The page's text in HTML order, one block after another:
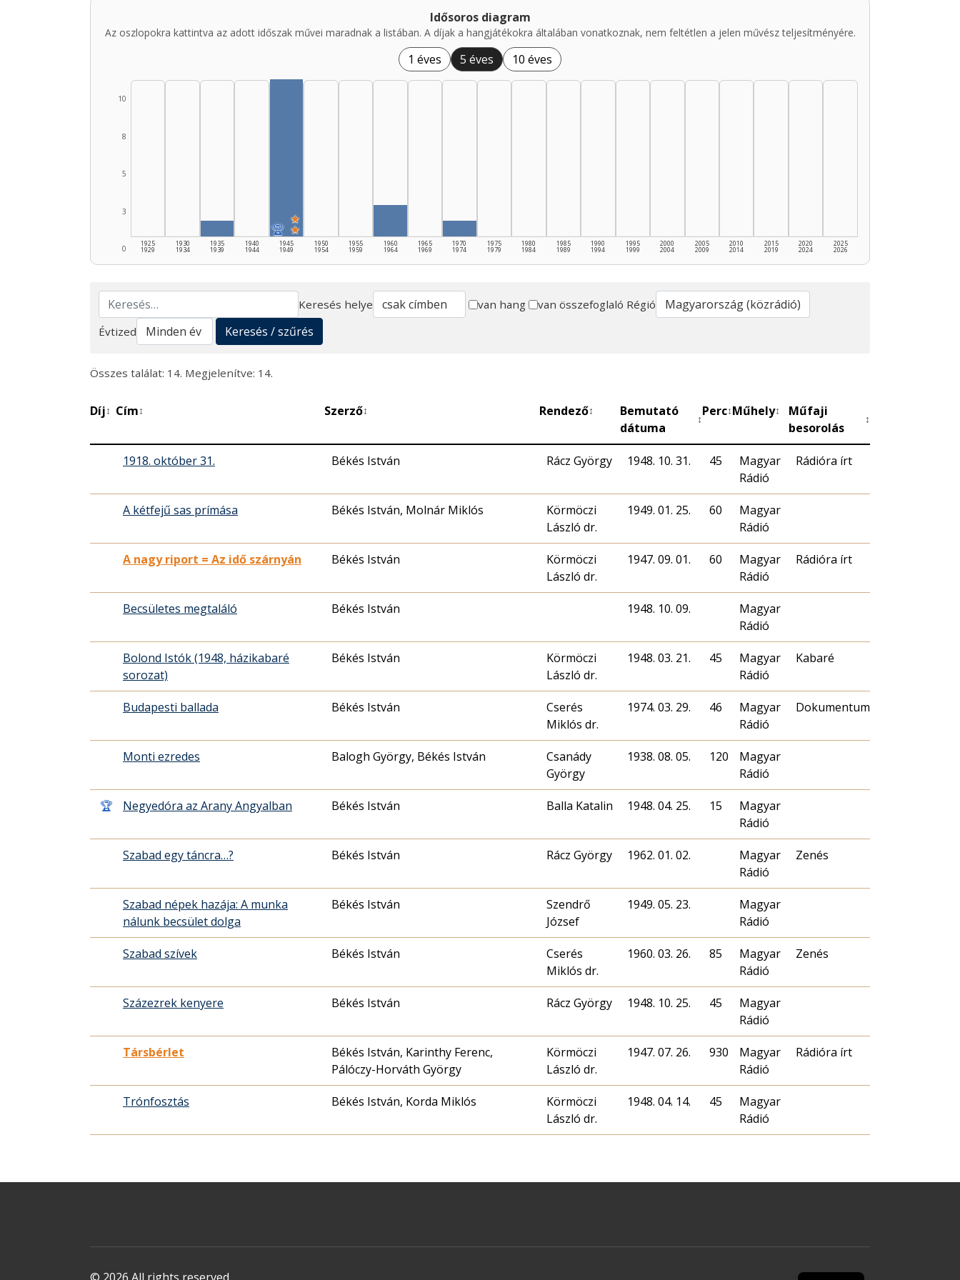
Idősoros diagram
Az oszlopokra kattintva az adott időszak művei maradnak a listában. A díjak a hangjátékokra általában vonatkoznak, nem feltétlen a jelen művész teljesítményére.
1 éves 5 éves 10 éves
0
3
5
8
10
1925
1929
1930
1934
1935
1939
1940
1944
🏆 ★
★
1945
1949
1950
1954
1955
1959
1960
1964
1965
1969
1970
1974
1975
1979
1980
1984
1985
1989
1990
1994
1995
1999
2000
2004
2005
2009
2010
2014
2015
2019
2020
2024
2025
2026
Keresés
Keresés helye van hang van összefoglaló Régió
Évtized
Keresés / szűrés
Összes találat: 14. Megjelenítve: 14.
Díj↕ Cím↕ Szerző↕ Rendező↕
Bemutató
dátuma
↕
Perc↕Műhely↕
Műfaji
besorolás
↕
1918. október 31. Békés István Rácz György 1948. 10. 31. 45
Magyar
Rádió
Rádióra írt
A kétfejű sas prímása Békés István, Molnár Miklós
Körmöczi
László dr.
1949. 01. 25. 60
Magyar
Rádió
A nagy riport = Az idő szárnyán Békés István
Körmöczi
László dr.
1947. 09. 01. 60
Magyar
Rádió
Rádióra írt
Becsületes megtaláló Békés István 1948. 10. 09.
Magyar
Rádió
Bolond Istók (1948, házikabaré
sorozat)
Békés István
Körmöczi
László dr.
1948. 03. 21. 45
Magyar
Rádió
Kabaré
Budapesti ballada Békés István
Cserés
Miklós dr.
1974. 03. 29. 46
Magyar
Rádió
Dokumentum
Monti ezredes Balogh György, Békés István
Csanády
György
1938. 08. 05. 120
Magyar
Rádió
🏆 Negyedóra az Arany Angyalban Békés István Balla Katalin 1948. 04. 25. 15
Magyar
Rádió
Szabad egy táncra…? Békés István Rácz György 1962. 01. 02.
Magyar
Rádió
Zenés
Szabad népek hazája: A munka
nálunk becsület dolga
Békés István
Szendrő
József
1949. 05. 23.
Magyar
Rádió
Szabad szívek Békés István
Cserés
Miklós dr.
1960. 03. 26. 85
Magyar
Rádió
Zenés
Százezrek kenyere Békés István Rácz György 1948. 10. 25. 45
Magyar
Rádió
Társbérlet
Békés István, Karinthy Ferenc,
Pálóczy-Horváth György
Körmöczi
László dr.
1947. 07. 26. 930
Magyar
Rádió
Rádióra írt
Trónfosztás Békés István, Korda Miklós
Körmöczi
László dr.
1948. 04. 14. 45
Magyar
Rádió